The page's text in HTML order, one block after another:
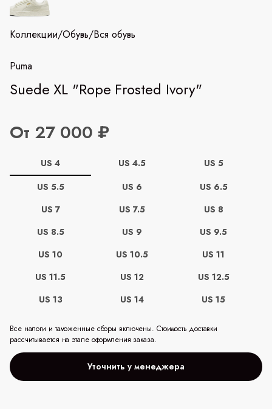
Коллекции/Обувь/Вся обувь
Puma
Suede XL "Rope Frosted Ivory"
От 27 000 ₽
US 4 US 4.5
US 5
US 5.5
US 6
US 6.5
US 7
US 7.5
US 8
US 8.5
US 9
US 9.5
US 10
US 10.5
US 11
US 11.5
US 12
US 12.5
US 13
US 14 US 15
Все налоги и таможенные сборы включены. Стоимость доставки
рассчитывается на этапе оформления заказа.
Уточнить у менеджера